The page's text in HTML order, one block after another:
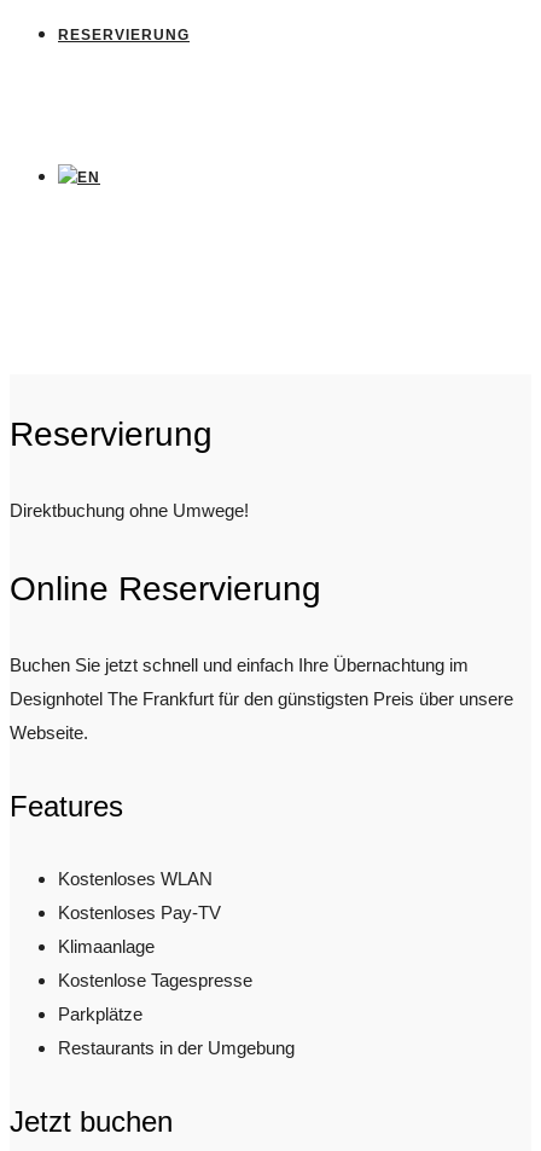
RESERVIERUNG
Reservierung
Direktbuchung ohne Umwege!
Online Reservierung
Buchen Sie jetzt schnell und einfach Ihre Übernachtung im
Designhotel The Frankfurt für den günstigsten Preis über unsere
Webseite.
Features
Kostenloses WLAN
Kostenloses Pay-TV
Klimaanlage
Kostenlose Tagespresse
Parkplätze
Restaurants in der Umgebung
Jetzt buchen